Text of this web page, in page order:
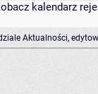
kalendarz
Aktualności,